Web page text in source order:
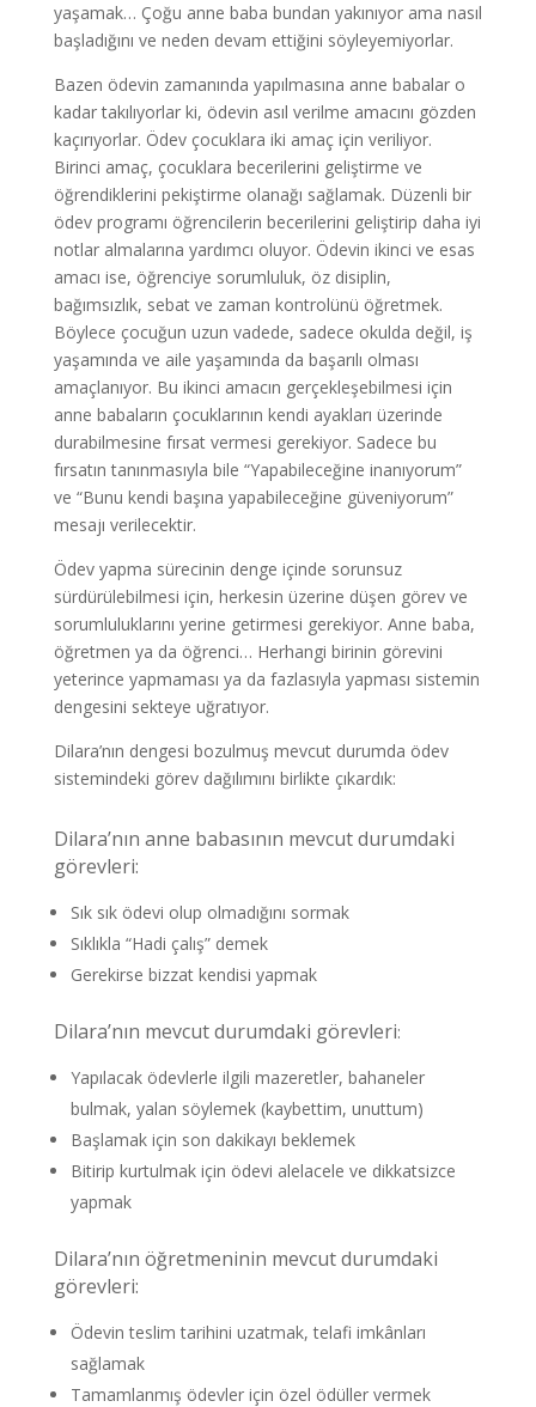
yaşamak… Çoğu anne baba bundan yakınıyor ama nasıl
başladığını ve neden devam ettiğini söyleyemiyorlar.
Bazen ödevin zamanında yapılmasına anne babalar o
kadar takılıyorlar ki, ödevin asıl verilme amacını gözden
kaçırıyorlar. Ödev çocuklara iki amaç için veriliyor.
Birinci amaç, çocuklara becerilerini geliştirme ve
öğrendiklerini pekiştirme olanağı sağlamak. Düzenli bir
ödev programı öğrencilerin becerilerini geliştirip daha iyi
notlar almalarına yardımcı oluyor. Ödevin ikinci ve esas
amacı ise, öğrenciye sorumluluk, öz disiplin,
bağımsızlık, sebat ve zaman kontrolünü öğretmek.
Böylece çocuğun uzun vadede, sadece okulda değil, iş
yaşamında ve aile yaşamında da başarılı olması
amaçlanıyor. Bu ikinci amacın gerçekleşebilmesi için
anne babaların çocuklarının kendi ayakları üzerinde
durabilmesine fırsat vermesi gerekiyor. Sadece bu
fırsatın tanınmasıyla bile “Yapabileceğine inanıyorum”
ve “Bunu kendi başına yapabileceğine güveniyorum”
mesajı verilecektir.
Ödev yapma sürecinin denge içinde sorunsuz
sürdürülebilmesi için, herkesin üzerine düşen görev ve
sorumluluklarını yerine getirmesi gerekiyor. Anne baba,
öğretmen ya da öğrenci… Herhangi birinin görevini
yeterince yapmaması ya da fazlasıyla yapması sistemin
dengesini sekteye uğratıyor.
Dilara’nın dengesi bozulmuş mevcut durumda ödev
sistemindeki görev dağılımını birlikte çıkardık:
Dilara’nın anne babasının mevcut durumdaki
görevleri:
Sık sık ödevi olup olmadığını sormak
Sıklıkla “Hadi çalış” demek
Gerekirse bizzat kendisi yapmak
Dilara’nın mevcut durumdaki görevleri:
Yapılacak ödevlerle ilgili mazeretler, bahaneler
bulmak, yalan söylemek (kaybettim, unuttum)
Başlamak için son dakikayı beklemek
Bitirip kurtulmak için ödevi alelacele ve dikkatsizce
yapmak
Dilara’nın öğretmeninin mevcut durumdaki
görevleri:
Ödevin teslim tarihini uzatmak, telafi imkânları
sağlamak
Tamamlanmış ödevler için özel ödüller vermek